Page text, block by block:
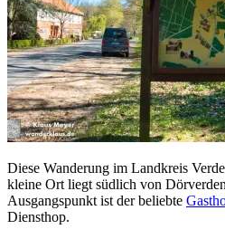
Diese Wanderung im Landkreis
kleine Ort liegt südlich von
Ausgangspunkt ist der beliebte
Diensthop.